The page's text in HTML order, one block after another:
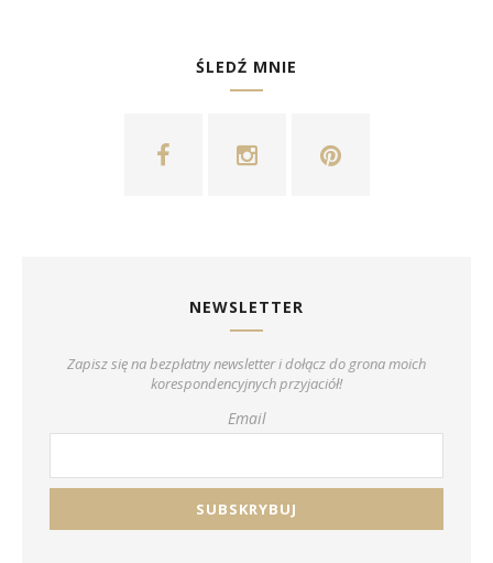
ŚLEDŹ MNIE
NEWSLETTER
Zapisz się na bezpłatny newsletter i dołącz do grona moich
korespondencyjnych przyjaciół!
Email